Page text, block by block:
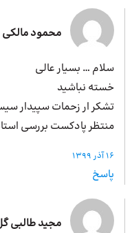
محمود مالکی
سلام … بسیار عالی
خسته نباشید
تشکر ار زحمات سپیدار
منتظر پادکست بررسی
16 آذر 1399
پاسخ
مجید طالبی